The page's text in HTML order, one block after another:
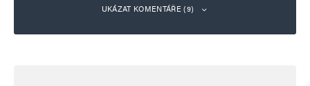
UKÁZAT KOMENTÁŘE (9)